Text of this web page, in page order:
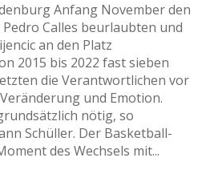
Anfang November den
Calles beurlaubten und
an den Platz
2015 bis 2022 fast sieben
die Verantwortlichen vor
und Emotion.
nötig, so
Schüller. Der Basketball-
des Wechsels mit...